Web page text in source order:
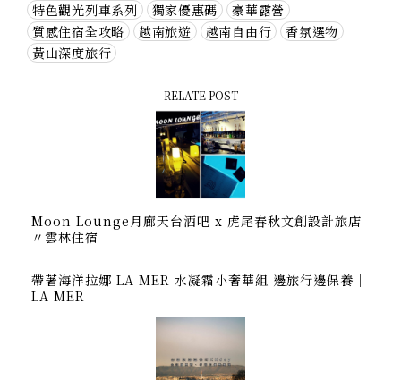
特色觀光列車系列
獨家優惠碼
豪華露營
質感住宿全攻略
越南旅遊 越南自由行
香氛選物
黃山深度旅行
RELATE POST
Moon Lounge月廊天台酒吧 x 虎尾春秋文創設計旅店
〃雲林住宿
帶著海洋拉娜 LA MER 水凝霜小奢華組 邊旅行邊保養｜
LA MER